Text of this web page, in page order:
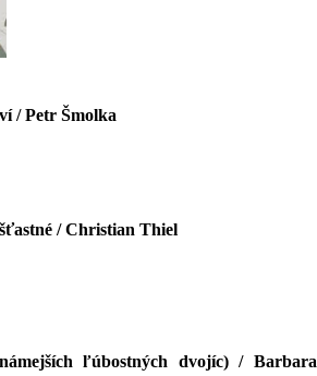
/ Petr Šmolka
/ Christian Thiel
ľúbostných dvojíc) / Barbara